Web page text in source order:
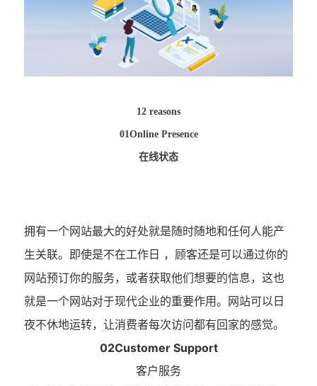
12 reasons
01Online Presence
在线状态
拥有一个网站最大的好处就是随时随地和任何人能产
生关联。即使是不在工作日
，顾客还是可以通过你的
网站预订你的服务，或者获取他们想要的信息，这也
就是一个网站对于现代企业的重要作用。网站可以日
夜不休地运转，让消费者每次访问都有回家的感觉。
02Customer Support
客户服务